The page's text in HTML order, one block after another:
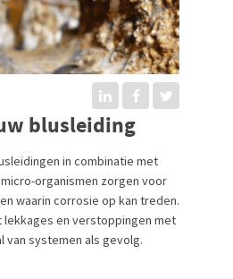
blusleiding
in combinatie met
organismen zorgen voor
waarin corrosie op kan treden.
en verstoppingen met
van systemen als gevolg.